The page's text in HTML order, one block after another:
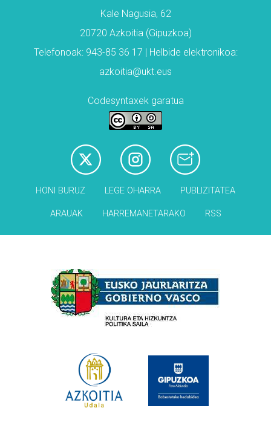
Kale Nagusia, 62
20720 Azkoitia (Gipuzkoa)
Telefonoak: 943-85 36 17 | Helbide elektronikoa:
azkoitia@ukt.eus
Codesyntaxek garatua
HONI BURUZ LEGE OHARRA PUBLIZITATEA
ARAUAK HARREMANETARAKO RSS